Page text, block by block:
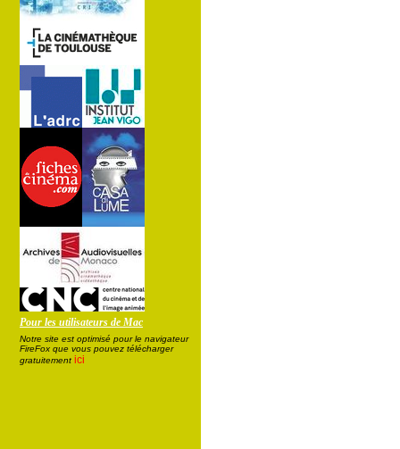
Pour les utilisateurs de Mac
Notre site est optimisé pour le navigateur
FireFox que vous pouvez télécharger
gratuitement ici